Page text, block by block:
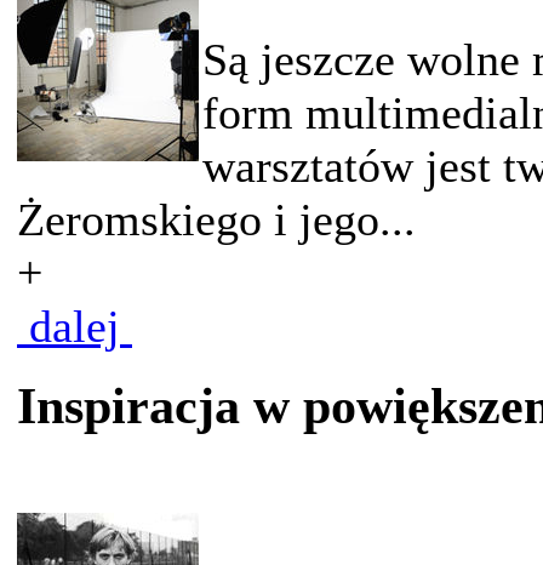
Są jeszcze
form
warsztatów jest
Żeromskiego i jego...
+
dalej
Inspiracja w